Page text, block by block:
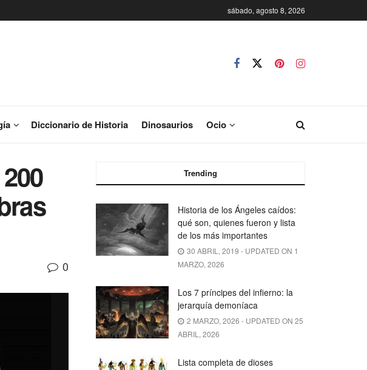
sábado, agosto 8, 2026
Diccionario de Historia Dinosaurios Ocio
0
Trending
Historia de los Ángeles caídos:
qué son, quienes fueron y lista
de los más importantes
30 ABRIL, 2019 - UPDATED ON 1
MARZO, 2026
Los 7 príncipes del infierno: la
jerarquía demoníaca
2 MARZO, 2026 - UPDATED ON 25
ABRIL, 2026
Lista completa de dioses